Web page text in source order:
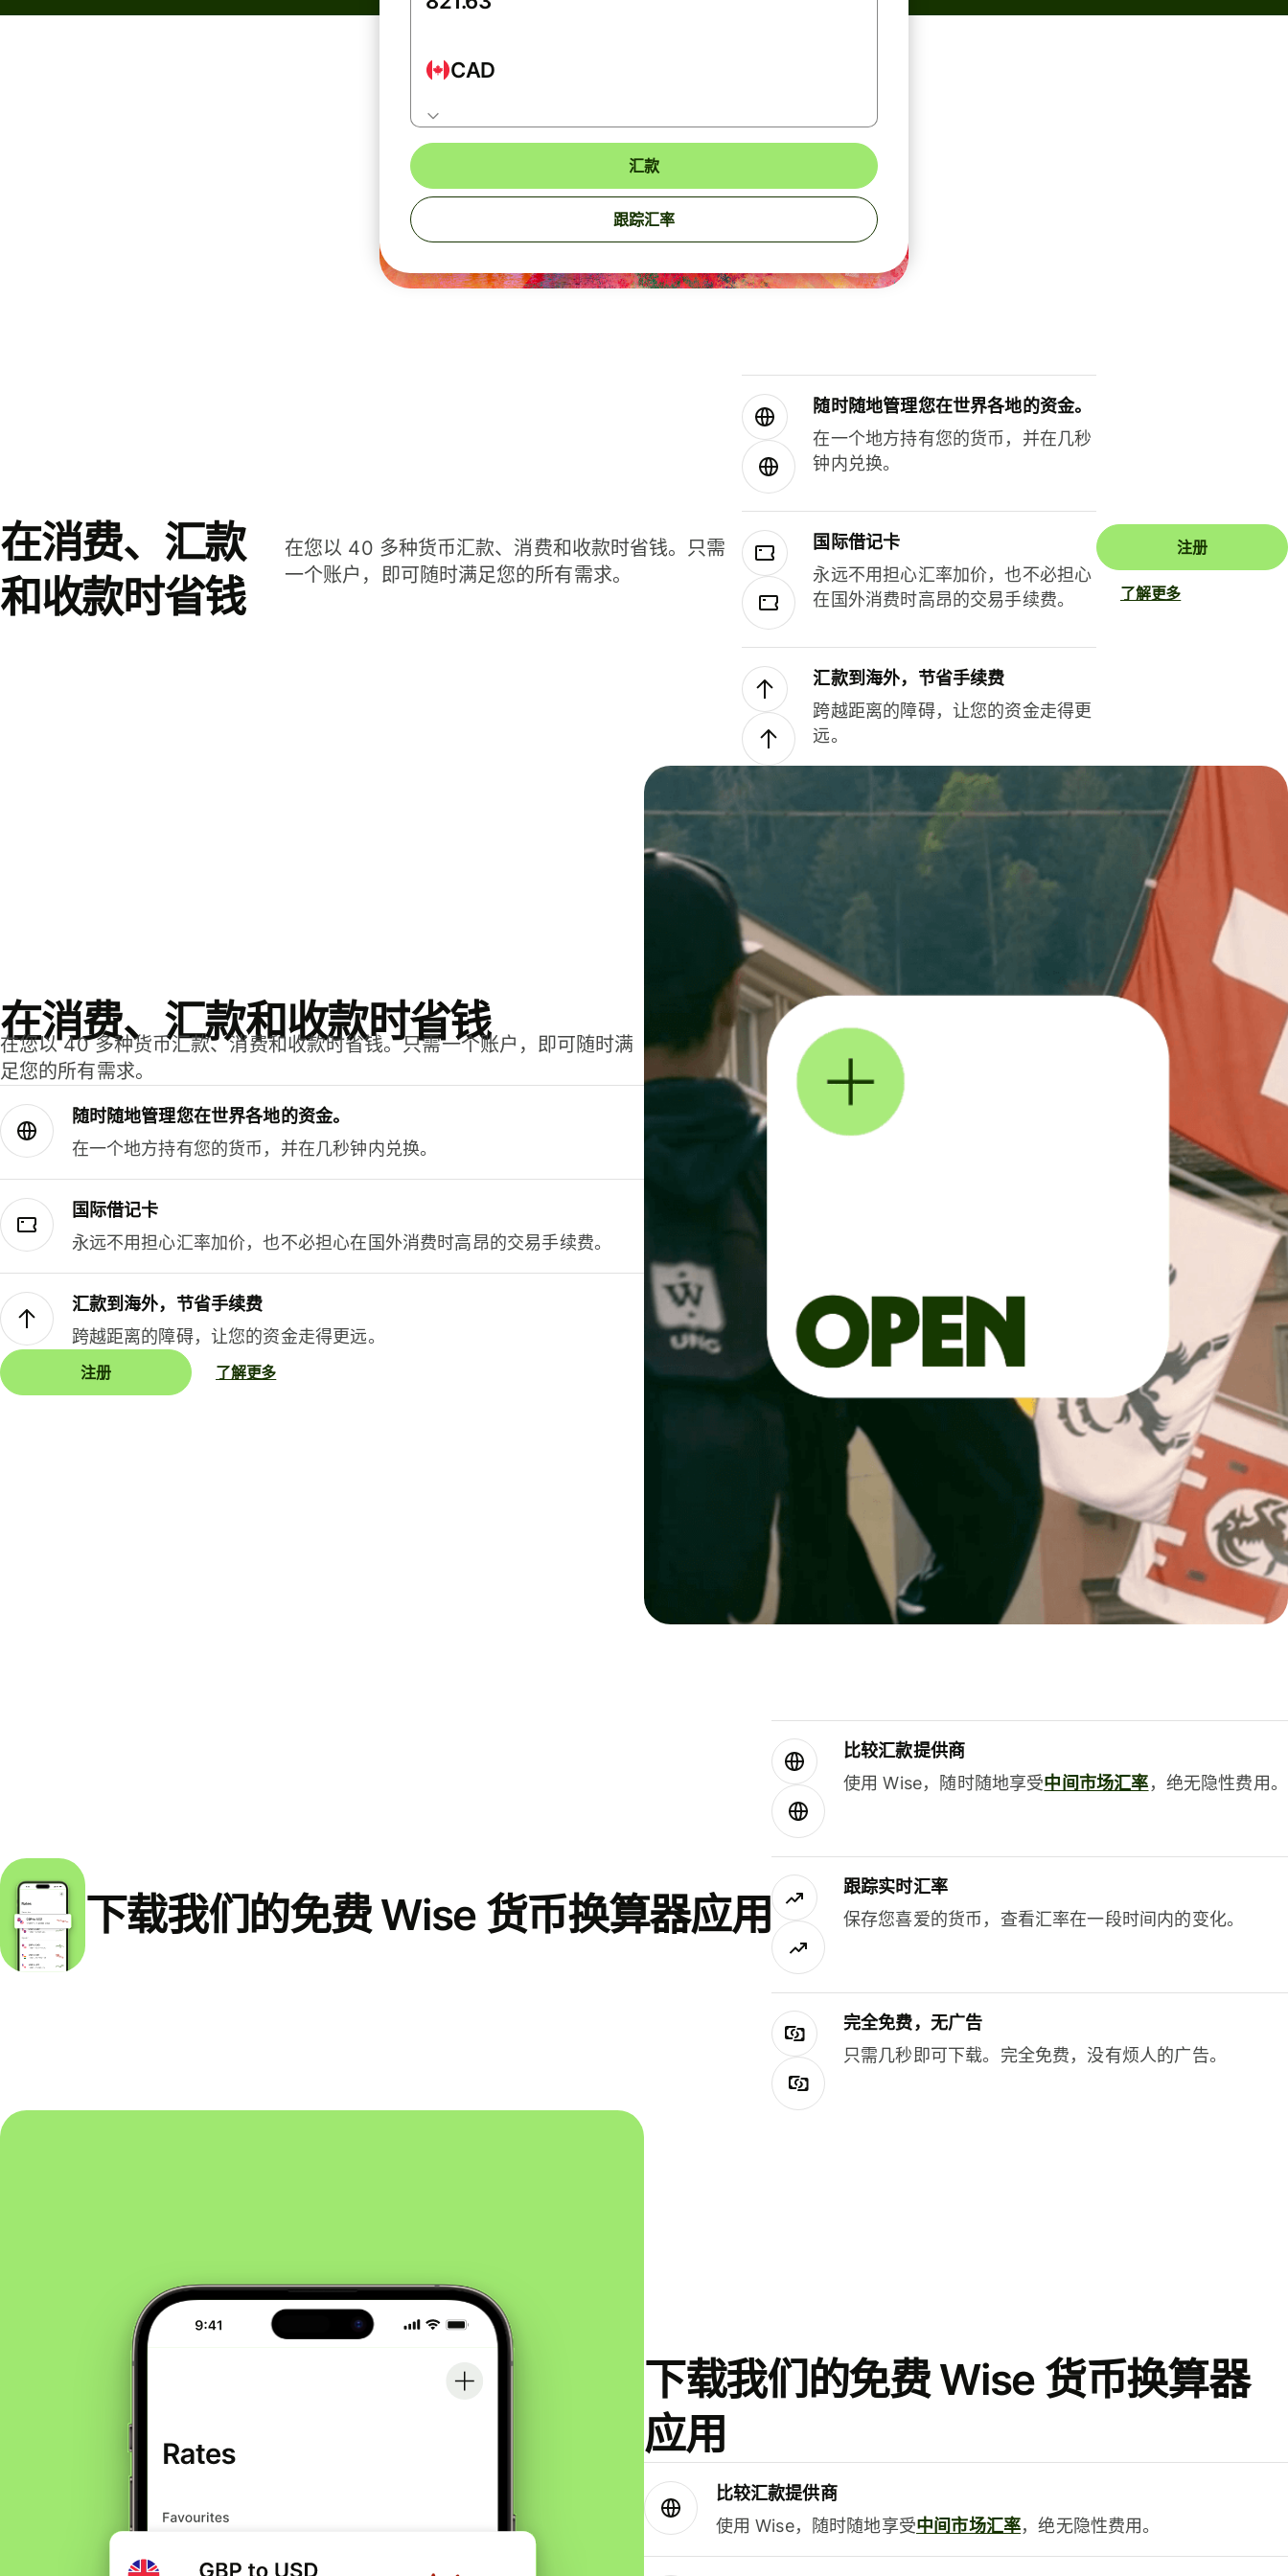
CAD
汇款
跟踪汇率
在消费、汇款
和收款时省钱
在您以 40 多种货币汇款、消费和收款时省钱。只需
一个账户，即可随时满足您的所有需求。
随时随地管理您在世界各地的资金。
在一个地方持有您的货币，并在几秒
钟内兑换。
国际借记卡
永远不用担心汇率加价，也不必担心
在国外消费时高昂的交易手续费。
汇款到海外，节省手续费
跨越距离的障碍，让您的资金走得更
远。
注册
了解更多
在消费、汇款和收款时省钱
在您以 40 多种货币汇款、消费和收款时省钱。只需一个账户，即可随时满
足您的所有需求。
随时随地管理您在世界各地的资金。
在一个地方持有您的货币，并在几秒钟内兑换。
国际借记卡
永远不用担心汇率加价，也不必担心在国外消费时高昂的交易手续费。
汇款到海外，节省手续费
跨越距离的障碍，让您的资金走得更远。
注册 了解更多
下载我们的免费 Wise 货币换算器应用
比较汇款提供商
使用 Wise，随时随地享受中间市场汇率，绝无隐性费用。
跟踪实时汇率
保存您喜爱的货币，查看汇率在一段时间内的变化。
完全免费，无广告
只需几秒即可下载。完全免费，没有烦人的广告。
下载我们的免费 Wise 货币换算器
应用
比较汇款提供商
使用 Wise，随时随地享受中间市场汇率，绝无隐性费用。